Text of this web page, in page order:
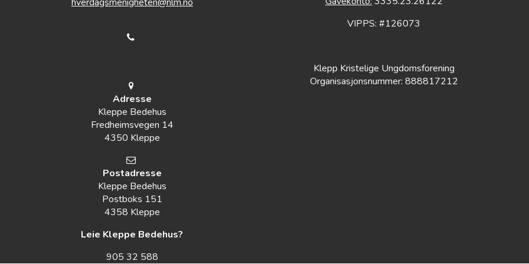
Adresse
Kleppe Bedehus
Fredheimsvegen 14
4350 Kleppe
Postadresse
Kleppe Bedehus
Postboks 151
4358 Kleppe
Leie Kleppe Bedehus?
905 32 588
VIPPS: #126073
Klepp Kristelige Ungdomsforening
Organisasjonsnummer: 888817212